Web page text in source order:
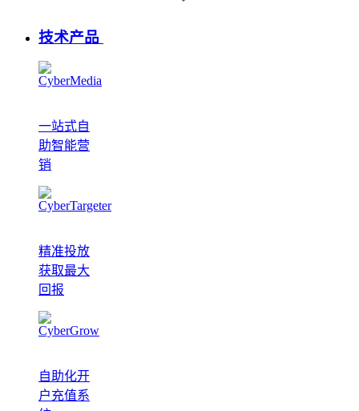
技术产品
一站式自
助智能营
销
精准投放
获取最大
回报
自助化开
户充值系